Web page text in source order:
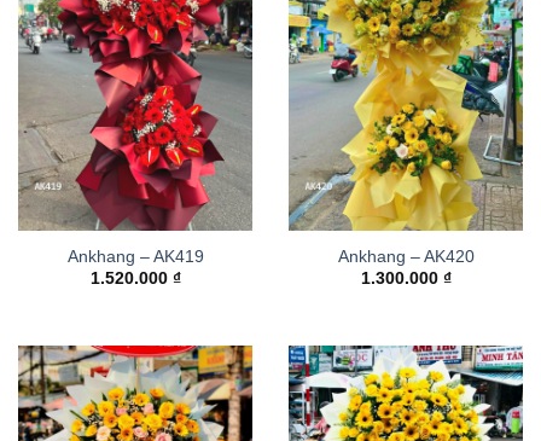
Ankhang – AK419
1.520.000 ₫
Ankhang – AK420
1.300.000 ₫